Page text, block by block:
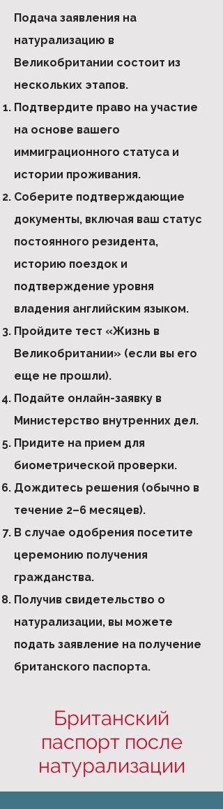
Подача заявления на
натурализацию в
Великобритании состоит из
нескольких этапов.
Подтвердите право на участие
на основе вашего
иммиграционного статуса и
истории проживания.
Соберите подтверждающие
документы, включая ваш статус
постоянного резидента,
историю поездок и
подтверждение уровня
владения английским языком.
Пройдите тест «Жизнь в
Великобритании» (если вы его
еще не прошли).
Подайте онлайн-заявку в
Министерство внутренних дел.
Придите на прием для
биометрической проверки.
Дождитесь решения (обычно в
течение 2–6 месяцев).
В случае одобрения посетите
церемонию получения
гражданства.
Получив свидетельство о
натурализации, вы можете
подать заявление на получение
британского паспорта.
Британский
паспорт после
натурализации